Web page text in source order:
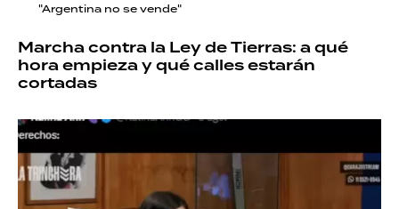
"Argentina no se vende"
Marcha contra la Ley de Tierras: a qué
hora empieza y qué calles estarán
cortadas